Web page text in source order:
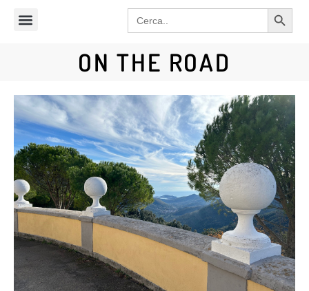
Search
for:
Search
ON THE ROAD